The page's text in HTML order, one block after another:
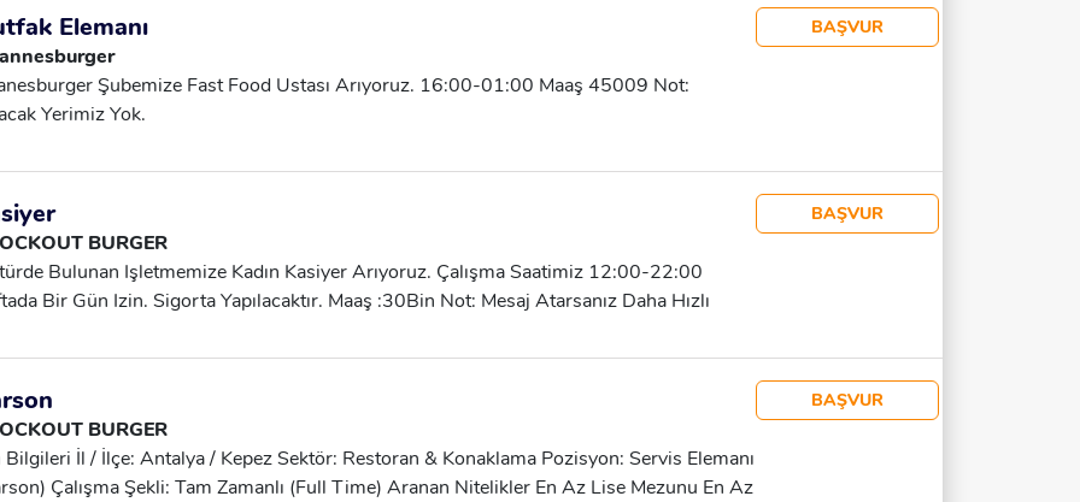
Elemanı
Şubemize Fast Food Ustası Arıyoruz. 16:00-01:00 Maaş 45009 Not:
Yerimiz Yok.
BAŞVUR
BURGER
Bulunan Işletmemize Kadın Kasiyer Arıyoruz. Çalışma Saatimiz 12:00-22:00
Bir Gün Izin. Sigorta Yapılacaktır. Maaş :30Bin Not: Mesaj Atarsanız Daha Hızlı
BAŞVUR
BURGER
Bilgileri İl / İlçe: Antalya / Kepez Sektör: Restoran & Konaklama Pozisyon: Servis Elemanı
Çalışma Şekli: Tam Zamanlı (Full Time) Aranan Nitelikler En Az Lise Mezunu En Az
BAŞVUR